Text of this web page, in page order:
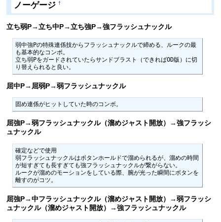
ノーゲージ †
立ち弱P→立ち中P→立ち強P→強フラッシュナックル
弱中強Pの特殊連係技からフラッシュナックルで締める、ルークの最
も基本的なコンボ。
立ち弱Pをガードされていたらサンドブラスト（できればOD版）に切
り替えられると良い。
屈中P→屈弱P→弱フラッシュナックル
固め連係がヒットしていた時のコンボ。
屈強P→弱フラッシュナックル（溜めジャスト開放）→強フラッシ
ュナックル
確定などで使用
弱フラッシュナックルはボタンホールドで溜められるが、溜めの時間
が短すぎても長すぎても強フラッシュナックルが繋がらない。
ルークが溜めのモーションをしている際、腕が光った瞬間にボタンを
離すのがコツ。
屈強P→中フラッシュナックル（溜めジャスト開放）→弱フラッシ
ュナックル（溜めジャスト開放）→強フラッシュナックル